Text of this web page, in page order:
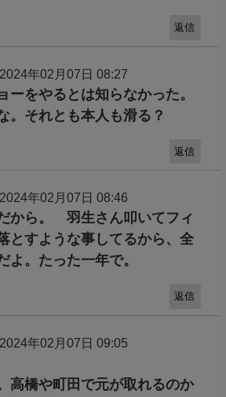
返信
年02月07日 08:27
ーをやるとは知らなかった。
。それとも本人も滑る？
返信
年02月07日 08:46
から。 羽生さん叩いてフィ
とすような事してるから、全
よ。たった一年で。
返信
年02月07日 09:05
高橋や町田で元が取れるのか